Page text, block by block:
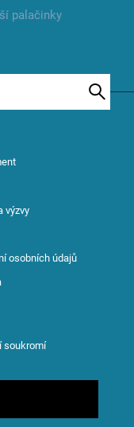
palačinky
výzvy
osobních údajů
soukromí